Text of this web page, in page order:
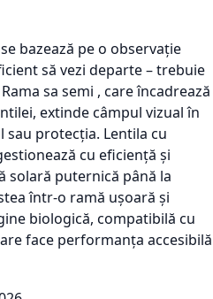
bazează pe o observație
să vezi departe – trebuie
sa semi , care încadrează
extinde câmpul vizual în
protecția. Lentila cu
cu eficiență și
solară puternică până la
într-o ramă ușoară și
biologică, compatibilă cu
face performanța accesibilă